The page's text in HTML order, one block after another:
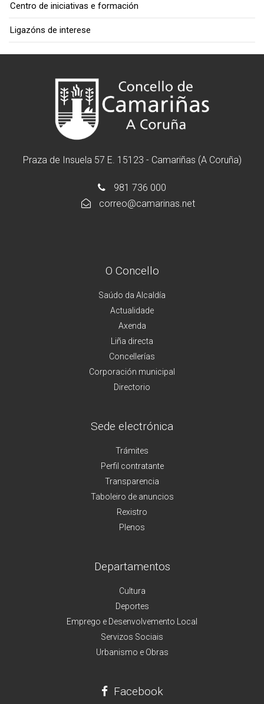
Centro de iniciativas e formación
Ligazóns de interese
Praza de Insuela 57 E. 15123 - Camariñas (A Coruña)
981 736 000
correo@camarinas.net
O Concello
Saúdo da Alcaldía
Actualidade
Axenda
Liña directa
Concellerías
Corporación municipal
Directorio
Sede electrónica
Trámites
Perfil contratante
Transparencia
Taboleiro de anuncios
Rexistro
Plenos
Departamentos
Cultura
Deportes
Emprego e Desenvolvemento Local
Servizos Sociais
Urbanismo e Obras
Facebook